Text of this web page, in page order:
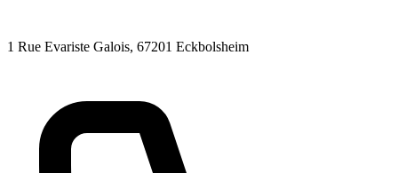
1 Rue Evariste Galois, 67201 Eckbolsheim